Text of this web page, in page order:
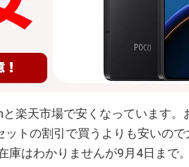
楽天市場で安くなっています。
トの割引で買うよりも安いの
庫はわかりませんが9月4日まで。